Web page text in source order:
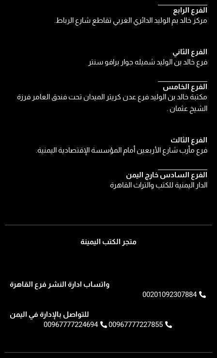
الفرع الثالث
فرع مأرب شارع الأربعين أمام المؤسسة الإقتصادية اليمنية.
الفرع السادس خارج اليمن
الدار اليمنية للكتب والتراث القاهرة
الفرع الثاني
فرع خالد بن الوليد شميله جوار برافو سنتر
الفرع الخامس
مكتبة خالد بن الوليد فرع عدن كريتر الميدان تحت فندق العامر فرزة
الشيخ عثمان .
الفرع الرابع
مركز خالد بم الوليد الدائري الغربي تقاطع شارع الرباط.
متجر الكتب اليمينة
واتساب ادارة النشر فرع القاهرة
00201092307884
للتواصل بالإدارة في اليمن
00967777227855
00967777224694